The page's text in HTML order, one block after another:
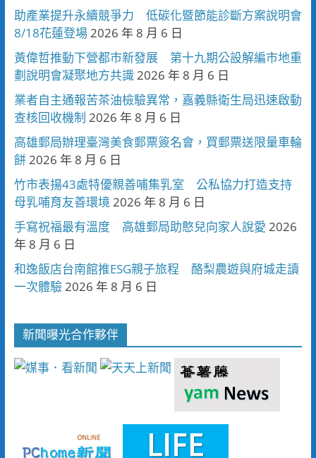
助產業提升永續競爭力 低碳化暨節能診斷方案說明會
8/18花蓮登場2026 年 8 月 6 日
黃偉哲推動下營都市新發展 第十九期公設解編市地重
劃說明會凝聚地方共識2026 年 8 月 6 日
業者自主通報苦茶油檢驗異常，嘉義縣衛生局迅速啟動
查核回收機制 2026 年 8 月 6 日
高雄郵局辦理臺灣美食郵票簽名會，買郵票送限量車輪
餅2026 年 8 月 6 日
竹市表揚43處特優親善哺集乳室 公私協力打造支持
母乳哺育友善環境2026 年 8 月 6 日
手寫祝福最有溫度 高雄郵局助憨兒向家人說愛 2026
年 8 月 6 日
和逸飯店台南館推ESG親子旅程 酪梨農遊與府城走讀
一次體驗2026 年 8 月 6 日
新聞曝光合作夥伴